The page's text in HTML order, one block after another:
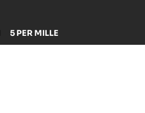
5 PER MILLE